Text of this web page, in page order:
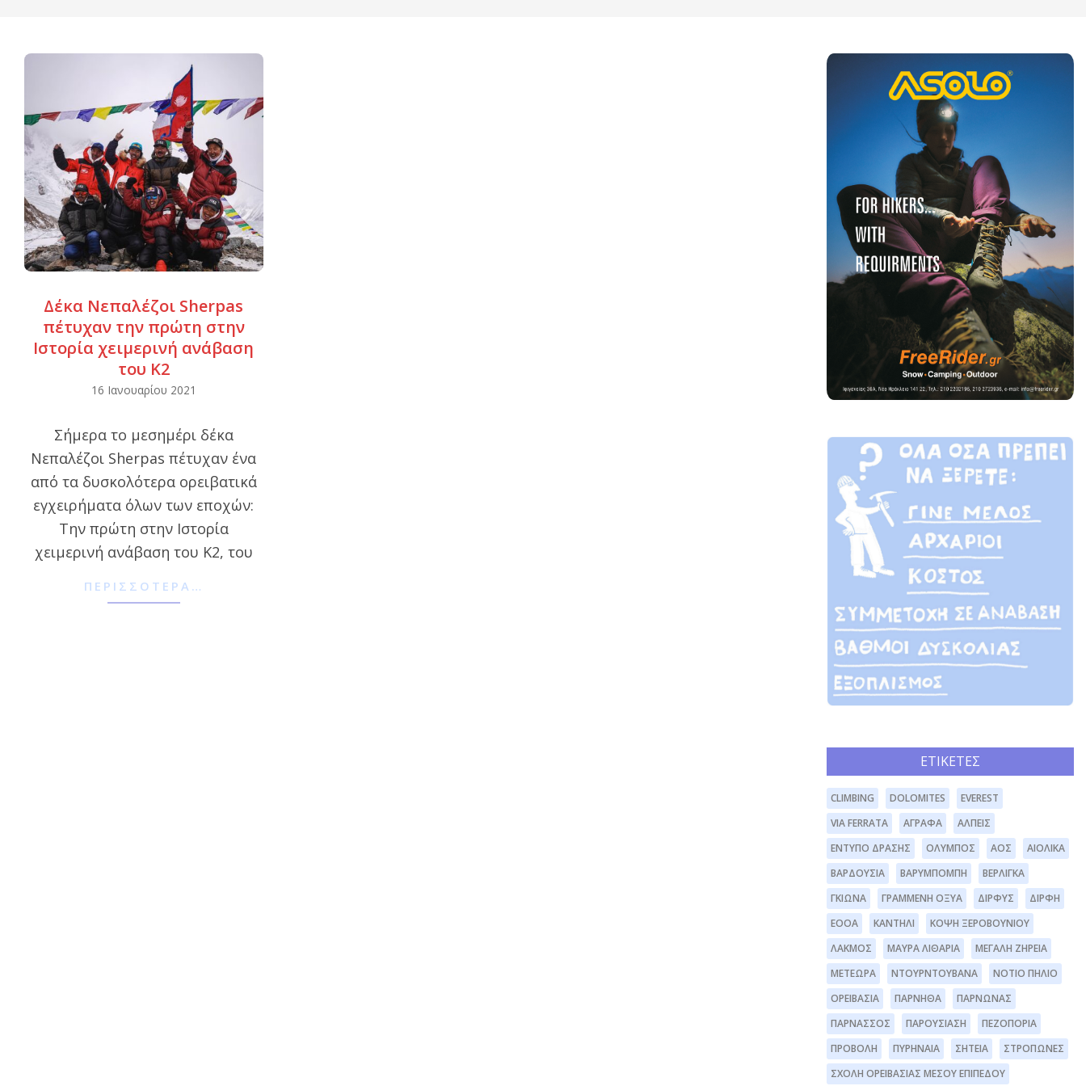
Δέκα Νεπαλέζοι Sherpas
πέτυχαν την πρώτη στην
Ιστορία χειμερινή ανάβαση
του Κ2
16 Ιανουαρίου 2021
Σήμερα το μεσημέρι δέκα
Νεπαλέζοι Sherpas πέτυχαν ένα
από τα δυσκολότερα ορειβατικά
εγχειρήματα όλων των εποχών:
Την πρώτη στην Ιστορία
χειμερινή ανάβαση του Κ2, του
ΠΕΡΙΣΣΌΤΕΡΑ…
ΕΤΙΚΈΤΕΣ
CLIMBING DOLOMITES
EVEREST
VIA FERRATA
ΆΓΡΑΦΑ
ΆΛΠΕΙΣ
ΈΝΤΥΠΟ ΔΡΆΣΗΣ
ΌΛΥΜΠΟΣ ΑΟΣ
ΑΙΟΛΙΚΆ
ΒΑΡΔΟΎΣΙΑ
ΒΑΡΥΜΠΌΜΠΗ
ΒΕΡΛΊΓΚΑ
ΓΚΙΏΝΑ
ΓΡΑΜΜΈΝΗ ΟΞΥΆ ΔΊΡΦΥΣ
ΔΙΡΦΗ
ΕΟΟΑ
ΚΑΝΤΉΛΙ
ΚΌΨΗ ΞΕΡΟΒΟΥΝΊΟΥ
ΛΆΚΜΟΣ
ΜΑΥΡΑ ΛΙΘΆΡΙΑ
ΜΕΓΆΛΗ ΖΉΡΕΙΑ
ΜΕΤΈΩΡΑ
ΝΤΟΥΡΝΤΟΥΒΆΝΑ
ΝΌΤΙΟ ΠΉΛΙΟ
ΟΡΕΙΒΑΣΊΑ
ΠΆΡΝΗΘΑ
ΠΆΡΝΩΝΑΣ
ΠΑΡΝΑΣΣΌΣ
ΠΑΡΟΥΣΊΑΣΗ
ΠΕΖΟΠΟΡΊΑ
ΠΡΟΒΟΛΉ
ΠΥΡΗΝΑΊΑ ΣΗΤΕΊΑ
ΣΤΡΌΠΩΝΕΣ
ΣΧΟΛΉ ΟΡΕΙΒΑΣΊΑΣ ΜΈΣΟΥ ΕΠΙΠΈΔΟΥ